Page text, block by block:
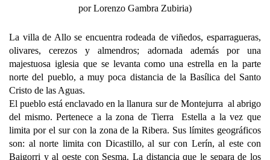
por Lorenzo Gambra Zubiria)
La villa de Allo se encuentra rodeada de viñedos, esparragueras,
olivares, cerezos y almendros; adornada además por una
majestuosa iglesia que se levanta como una estrella en la parte
norte del pueblo, a muy poca distancia de la Basílica del Santo
Cristo de las Aguas.
El pueblo está enclavado en la llanura sur de Montejurra al abrigo
del mismo. Pertenece a la zona de Tierra Estella a la vez que
limita por el sur con la zona de la Ribera. Sus límites geográficos
son: al norte limita con Dicastillo, al sur con Lerín, al este con
Baigorri y al oeste con Sesma. La distancia que le separa de los